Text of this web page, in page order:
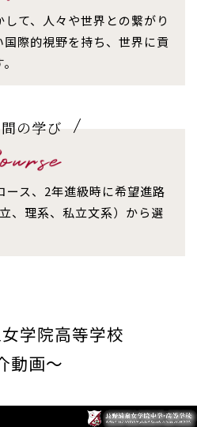
て、人々や世界との繋がり
際的視野を持ち、世界に貢
の学び
ース、2年進級時に希望進路
、理系、私立文系）から選
学院高等学校
動画〜